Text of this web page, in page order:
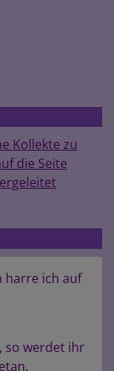
Kollekte zu
die Seite
harre ich auf
so werdet ihr